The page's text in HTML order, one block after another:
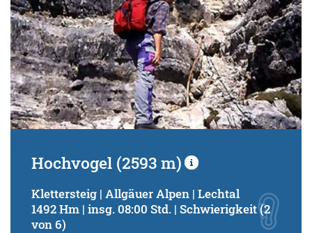
Hochvogel (2593 m)
Klettersteig | Allgäuer Alpen | Lechtal
1492 Hm | insg. 08:00 Std. | Schwierigkeit (2
von 6)